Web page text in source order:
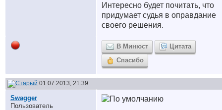
Интересно будет почитать, что
придумает судья в оправдание
своего решения.
В Минюст
Цитата
Спасибо
01.07.2013, 21:39
Swagger
Пользователь